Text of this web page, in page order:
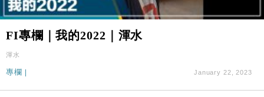
FI專欄｜我的2022｜渾水
渾水
專欄 | January 22, 2023